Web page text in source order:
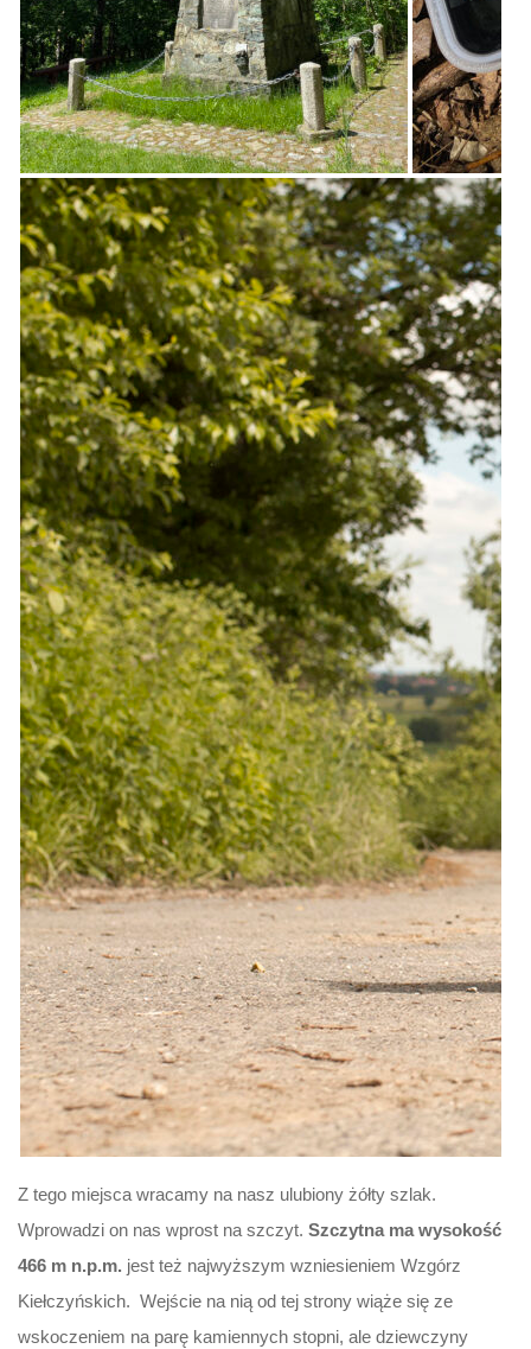
Z tego miejsca wracamy na nasz ulubiony żółty szlak.
Wprowadzi on nas wprost na szczyt. Szczytna ma wysokość
466 m n.p.m. jest też najwyższym wzniesieniem Wzgórz
Kiełczyńskich. Wejście na nią od tej strony wiąże się ze
wskoczeniem na parę kamiennych stopni, ale dziewczyny